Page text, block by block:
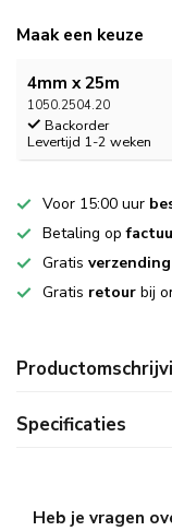
Maak een keuze
4mm x 25m
1050.2504.20
Backorder
Levertijd 1-2 weken
Voor 15:00 uur
Betaling op
Gratis verzending
Gratis retour bij
Specificaties
Heb je vragen